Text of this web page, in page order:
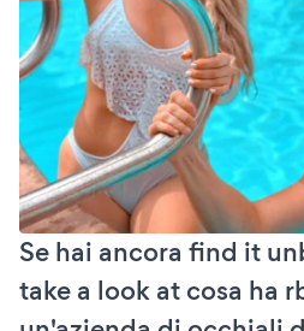
Se hai ancora find it
take a look at cosa ha